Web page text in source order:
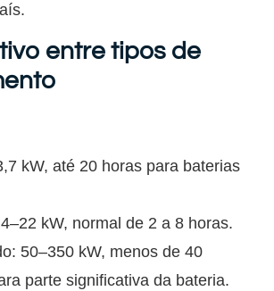
entre tipos de
kW, até 20 horas para baterias
kW, normal de 2 a 8 horas.
50–350 kW, menos de 40
parte significativa da bateria.